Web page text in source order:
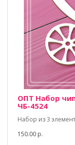
ОПТ Набор
ЧБ-4524
Набор из 3
150.00 р.